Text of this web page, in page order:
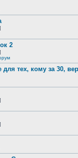
]
2
]
тех, кому за 30,
]
]